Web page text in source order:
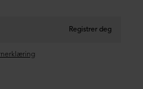
Registrer deg